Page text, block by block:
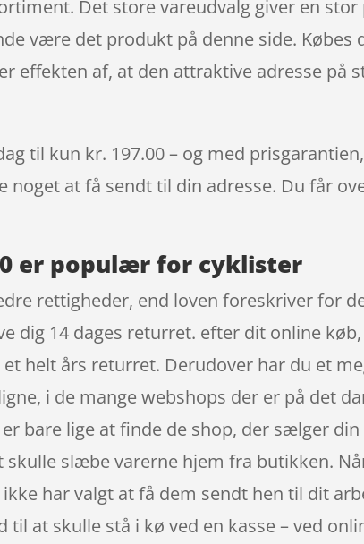
Det store vareudvalg giver en stor
være det produkt på denne side. Købes
effekten af, at den attraktive adresse på
til kun kr. 197.00 – og med
at få sendt til din adresse. Du får
er populær for cyklister
rettigheder, end loven foreskriver for
dig 14 dages returret. efter dit online
helt års returret. Derudover har du et
i de mange webshops der er på det
bare lige at finde de shop, der sælger din
slæbe varerne hjem fra butikken.
har valgt at få dem sendt hen til dit
at skulle stå i kø ved en kasse – ved